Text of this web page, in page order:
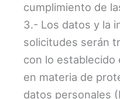
cumplimiento de
3.- Los datos y la
solicitudes serán
con lo establecido
en materia de
datos personales